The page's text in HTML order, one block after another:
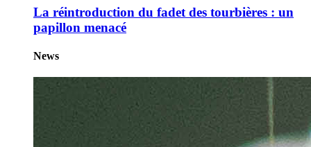
La réintroduction du fadet des tourbières : un
papillon menacé
News